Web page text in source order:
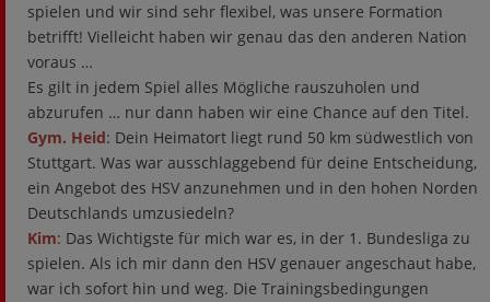
spielen und wir sind sehr flexibel, was unsere Formation
betrifft! Vielleicht haben wir genau das den anderen Nation
voraus …
Es gilt in jedem Spiel alles Mögliche rauszuholen und
abzurufen … nur dann haben wir eine Chance auf den Titel.
Gym. Heid: Dein Heimatort liegt rund 50 km südwestlich von
Stuttgart. Was war ausschlaggebend für deine Entscheidung,
ein Angebot des HSV anzunehmen und in den hohen Norden
Deutschlands umzusiedeln?
Kim: Das Wichtigste für mich war es, in der 1. Bundesliga zu
spielen. Als ich mir dann den HSV genauer angeschaut habe,
war ich sofort hin und weg. Die Trainingsbedingungen